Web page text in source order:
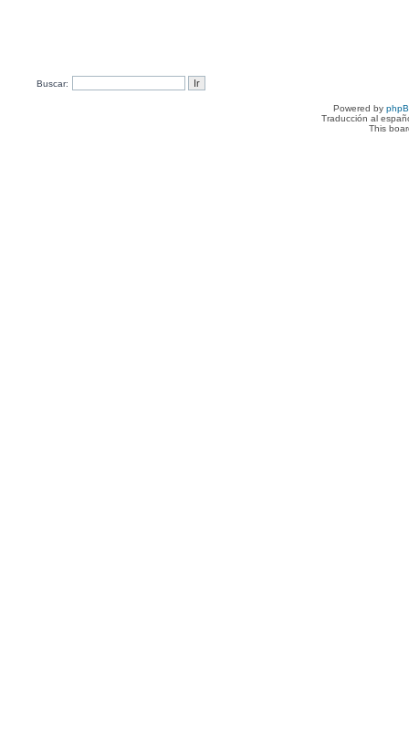
Buscar:
Powered by
Traducción al
This